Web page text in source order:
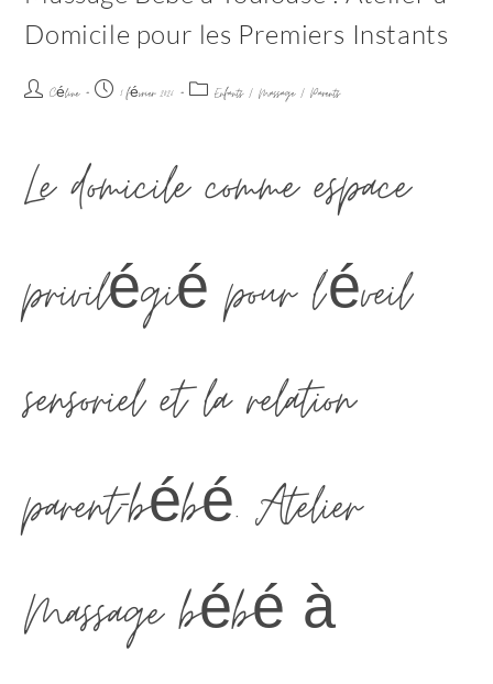
Domicile pour les Premiers Instants
Céline 1 février 2026 Enfants / Massage / Parents
Le domicile comme espace
privilégié pour l’éveil
sensoriel et la relation
parent-bébé. Atelier
Massage bébé à